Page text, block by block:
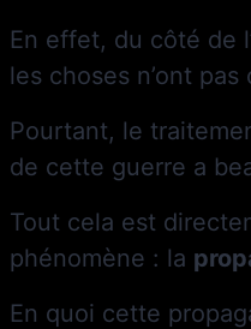
En effet, du côté de
les choses n’ont pas
Pourtant, le
de cette guerre a
Tout cela est
phénomène : la
En quoi cette